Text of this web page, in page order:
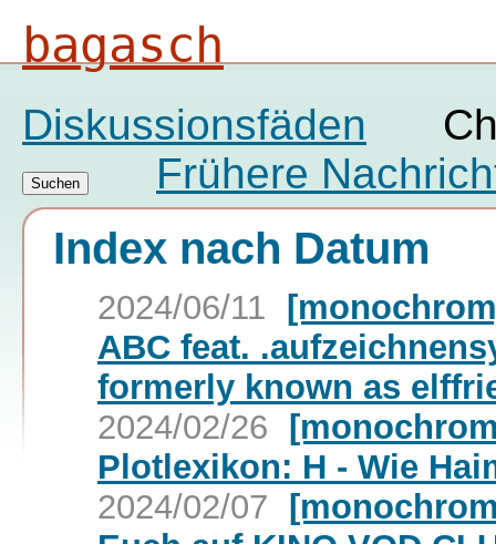
bagasch
Diskussionsfäden
Frühere
Index nach Datum
2024/06/11
ABC feat.
formerly known as
2024/02/26
Plotlexikon: H - Wie
2024/02/07